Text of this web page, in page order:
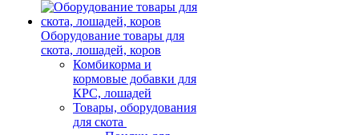
Оборудование товары для
скота, лошадей, коров
Комбикорма и
кормовые добавки для
КРС, лошадей
Товары, оборудования
для скота